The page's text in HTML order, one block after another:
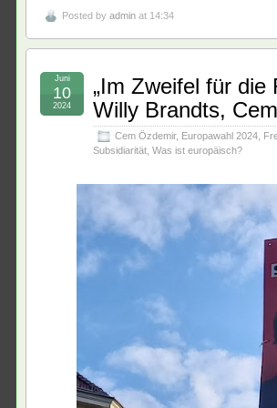
Posted by admin at 14:34
„Im Zweifel für die
Willy Brandts,
Cem Özdemir, Europawahl 2024
Subsidiarität Was ist europäisch?
Juni
10
2024